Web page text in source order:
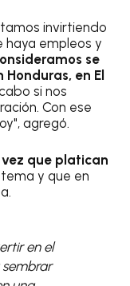
invirtiendo
haya empleos y
se
en El
si nos
Con ese
agregó.
que platican
y que en
en el